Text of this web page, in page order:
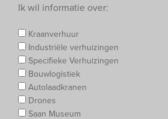
Ik wil informatie over:
Kraanverhuur
Industriële verhuizingen
Specifieke Verhuizingen
Bouwlogistiek
Autolaadkranen
Drones
Saan Museum